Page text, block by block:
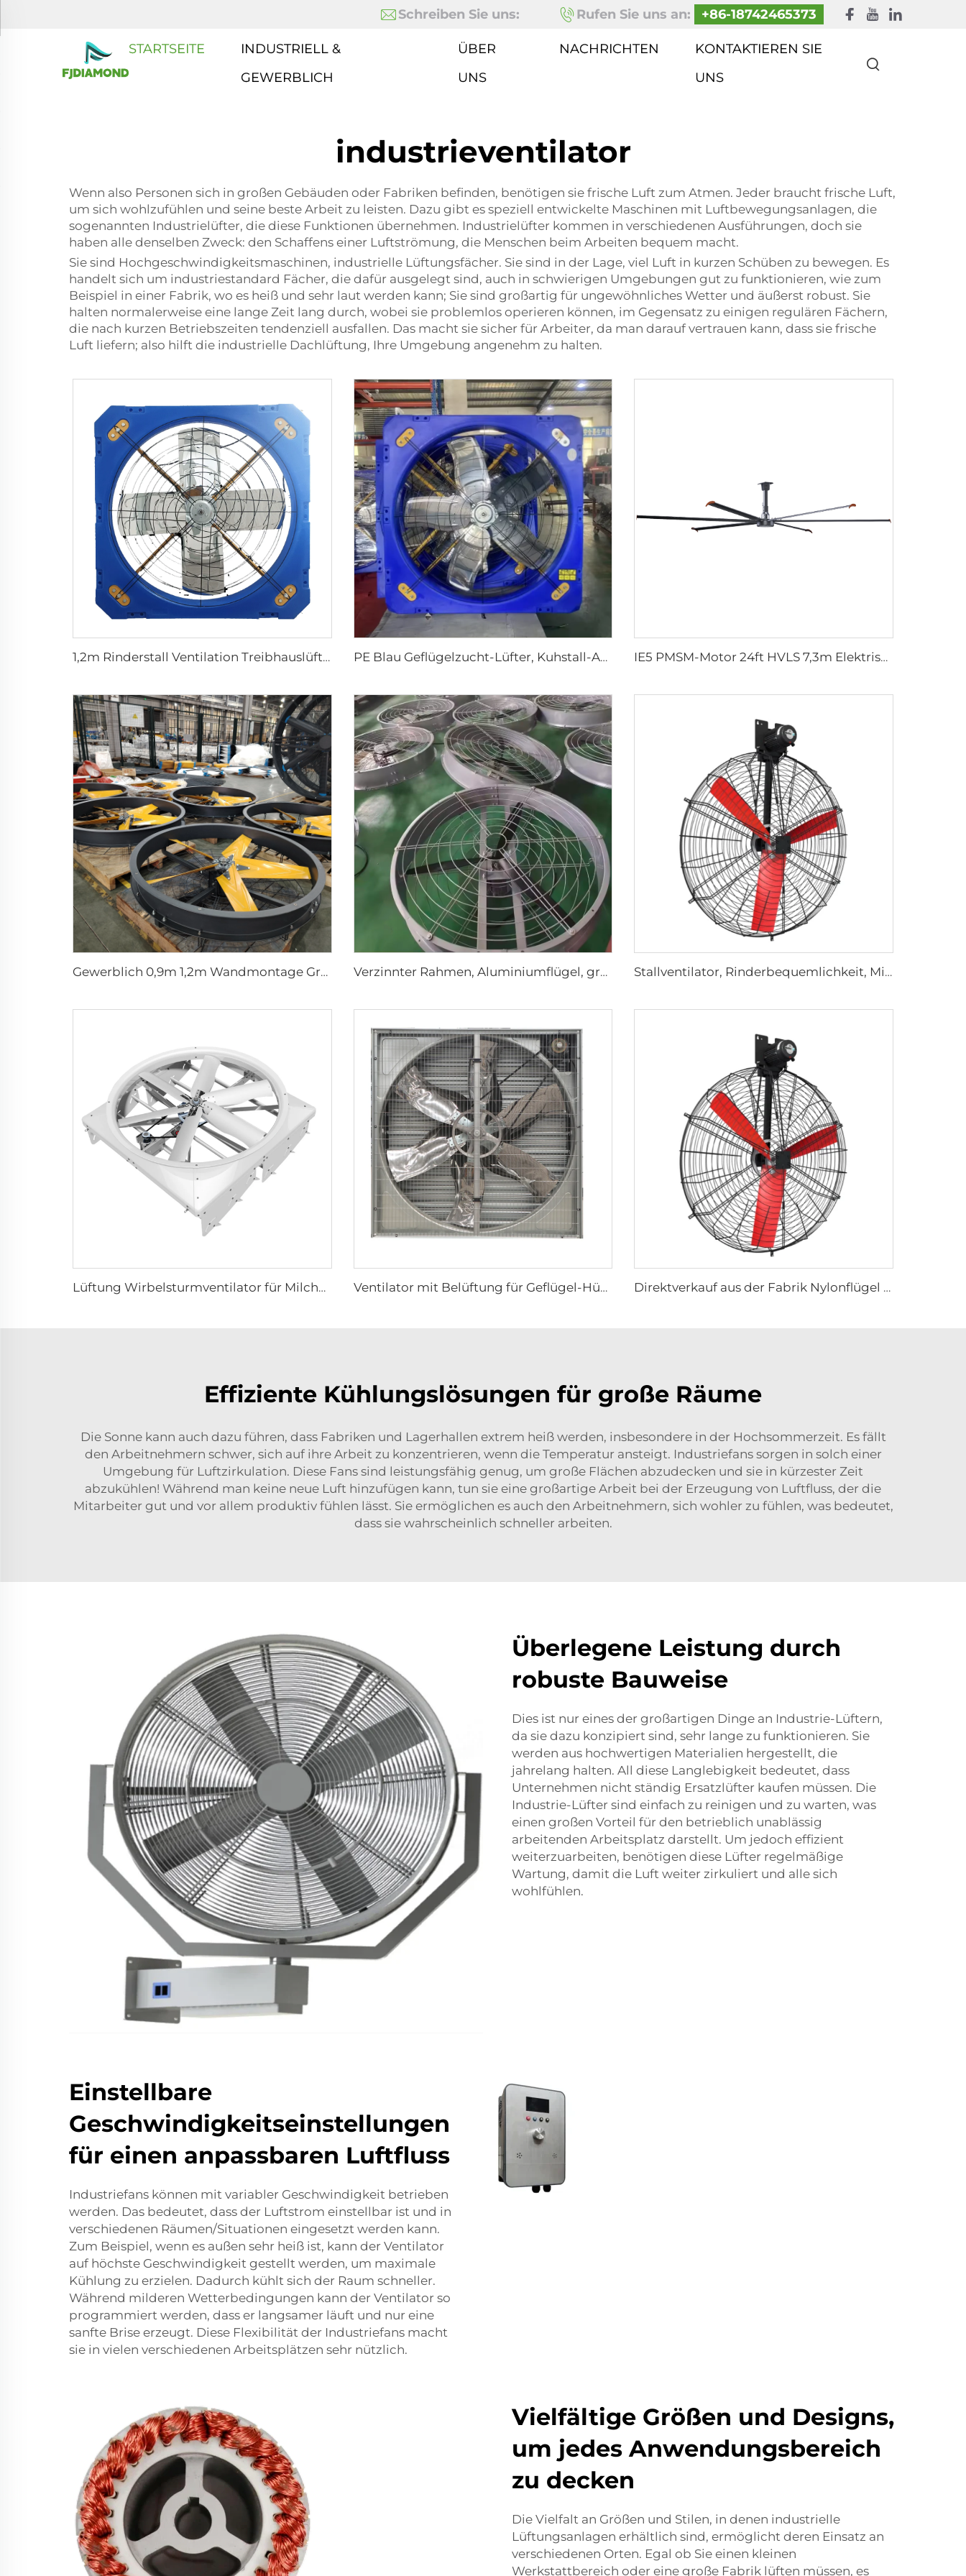
Schreiben Sie uns: Rufen Sie uns an: +86-18742465373
STARTSEITE
INDUSTRIELL &
GEWERBLICH
ÜBER
UNS
NACHRICHTEN
KONTAKTIEREN SIE
UNS
industrieventilator
Wenn also Personen sich in großen Gebäuden oder Fabriken befinden, benötigen sie frische Luft zum Atmen. Jeder braucht frische Luft,
um sich wohlzufühlen und seine beste Arbeit zu leisten. Dazu gibt es speziell entwickelte Maschinen mit Luftbewegungsanlagen, die
sogenannten Industrielüfter, die diese Funktionen übernehmen. Industrielüfter kommen in verschiedenen Ausführungen, doch sie
haben alle denselben Zweck: den Schaffens einer Luftströmung, die Menschen beim Arbeiten bequem macht.
Sie sind Hochgeschwindigkeitsmaschinen, industrielle Lüftungsfächer. Sie sind in der Lage, viel Luft in kurzen Schüben zu bewegen. Es
handelt sich um industriestandard Fächer, die dafür ausgelegt sind, auch in schwierigen Umgebungen gut zu funktionieren, wie zum
Beispiel in einer Fabrik, wo es heiß und sehr laut werden kann; Sie sind großartig für ungewöhnliches Wetter und äußerst robust. Sie
halten normalerweise eine lange Zeit lang durch, wobei sie problemlos operieren können, im Gegensatz zu einigen regulären Fächern,
die nach kurzen Betriebszeiten tendenziell ausfallen. Das macht sie sicher für Arbeiter, da man darauf vertrauen kann, dass sie frische
Luft liefern; also hilft die industrielle Dachlüftung, Ihre Umgebung angenehm zu halten.
1,2m Rinderstall Ventilation Treibhauslüfter Milchvieh Abgase Lüfter Kuhstall Abgase PE Blau Geflügelzucht-Lüfter, Kuhstall-Abluftlüfter zur Kühlung von Geflügelzuchtbetrieben, Rinder- und Milchbetrieben, Abluftlüfter IE5 PMSM-Motor 24ft HVLS 7,3m Elektrische Ventilatoren Große industrielle Deckenventilatoren für Milchwirtschaft, Lagerhallen
Gewerblich 0,9m 1,2m Wandmontage Großer Ventilator 220V Motor für Fertigungsbetriebe Restaurants Farmen Hotels Verzinnter Rahmen, Aluminiumflügel, großer Luftdurchsatz, hohe Geschwindigkeit, 950mm runder Kuhstallventilator Stallventilator, Rinderbequemlichkeit, Milchviehfarm-Lüftung, Kühlung, industrieller hängender Ventilator
Lüftung Wirbelsturmventilator für Milchviehfarm Ventilator Wirbelsturm Außenventilatoren Kühe 72 Zoll OEM Edelstahl AC Wandventilator 6 Stück Ventilator mit Belüftung für Geflügel-Hühner-Farm Abzugslüfter Direktverkauf aus der Fabrik Nylonflügel Kühlventilator für Milchviehställe und Rindfarmhäuser, industrielle Lüftungsventilatoren
Effiziente Kühlungslösungen für große Räume
Die Sonne kann auch dazu führen, dass Fabriken und Lagerhallen extrem heiß werden, insbesondere in der Hochsommerzeit. Es fällt
den Arbeitnehmern schwer, sich auf ihre Arbeit zu konzentrieren, wenn die Temperatur ansteigt. Industriefans sorgen in solch einer
Umgebung für Luftzirkulation. Diese Fans sind leistungsfähig genug, um große Flächen abzudecken und sie in kürzester Zeit
abzukühlen! Während man keine neue Luft hinzufügen kann, tun sie eine großartige Arbeit bei der Erzeugung von Luftfluss, der die
Mitarbeiter gut und vor allem produktiv fühlen lässt. Sie ermöglichen es auch den Arbeitnehmern, sich wohler zu fühlen, was bedeutet,
dass sie wahrscheinlich schneller arbeiten.
Überlegene Leistung durch
robuste Bauweise
Dies ist nur eines der großartigen Dinge an Industrie-Lüftern,
da sie dazu konzipiert sind, sehr lange zu funktionieren. Sie
werden aus hochwertigen Materialien hergestellt, die
jahrelang halten. All diese Langlebigkeit bedeutet, dass
Unternehmen nicht ständig Ersatzlüfter kaufen müssen. Die
Industrie-Lüfter sind einfach zu reinigen und zu warten, was
einen großen Vorteil für den betrieblich unablässig
arbeitenden Arbeitsplatz darstellt. Um jedoch effizient
weiterzuarbeiten, benötigen diese Lüfter regelmäßige
Wartung, damit die Luft weiter zirkuliert und alle sich
wohlfühlen.
Einstellbare
Geschwindigkeitseinstellungen
für einen anpassbaren Luftfluss
Industriefans können mit variabler Geschwindigkeit betrieben
werden. Das bedeutet, dass der Luftstrom einstellbar ist und in
verschiedenen Räumen/Situationen eingesetzt werden kann.
Zum Beispiel, wenn es außen sehr heiß ist, kann der Ventilator
auf höchste Geschwindigkeit gestellt werden, um maximale
Kühlung zu erzielen. Dadurch kühlt sich der Raum schneller.
Während milderen Wetterbedingungen kann der Ventilator so
programmiert werden, dass er langsamer läuft und nur eine
sanfte Brise erzeugt. Diese Flexibilität der Industriefans macht
sie in vielen verschiedenen Arbeitsplätzen sehr nützlich.
Vielfältige Größen und Designs,
um jedes Anwendungsbereich
zu decken
Die Vielfalt an Größen und Stilen, in denen industrielle
Lüftungsanlagen erhältlich sind, ermöglicht deren Einsatz an
verschiedenen Orten. Egal ob Sie einen kleinen
Werkstattbereich oder eine große Fabrik lüften müssen, es